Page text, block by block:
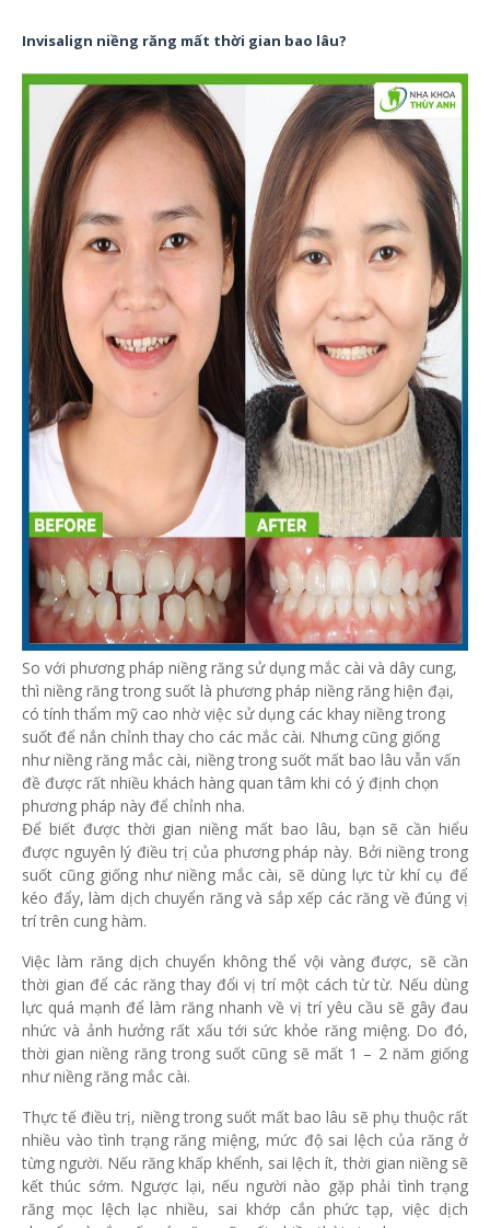
Invisalign niềng răng mất thời gian bao lâu?
So với phương pháp niềng răng sử dụng mắc cài và dây cung,
thì niềng răng trong suốt là phương pháp niềng răng hiện đại,
có tính thẩm mỹ cao nhờ việc sử dụng các khay niềng trong
suốt để nắn chỉnh thay cho các mắc cài. Nhưng cũng giống
như niềng răng mắc cài, niềng trong suốt mất bao lâu vẫn vấn
đề được rất nhiều khách hàng quan tâm khi có ý định chọn
phương pháp này để chỉnh nha.
Để biết được thời gian niềng mất bao lâu, bạn sẽ cần hiểu
được nguyên lý điều trị của phương pháp này. Bởi niềng trong
suốt cũng giống như niềng mắc cài, sẽ dùng lực từ khí cụ để
kéo đẩy, làm dịch chuyển răng và sắp xếp các răng về đúng vị
trí trên cung hàm.
Việc làm răng dịch chuyển không thể vội vàng được, sẽ cần
thời gian để các răng thay đổi vị trí một cách từ từ. Nếu dùng
lực quá mạnh để làm răng nhanh về vị trí yêu cầu sẽ gây đau
nhức và ảnh hưởng rất xấu tới sức khỏe răng miệng. Do đó,
thời gian niềng răng trong suốt cũng sẽ mất 1 – 2 năm giống
như niềng răng mắc cài.
Thực tế điều trị, niềng trong suốt mất bao lâu sẽ phụ thuộc rất
nhiều vào tình trạng răng miệng, mức độ sai lệch của răng ở
từng người. Nếu răng khấp khểnh, sai lệch ít, thời gian niềng sẽ
kết thúc sớm. Ngược lại, nếu người nào gặp phải tình trạng
răng mọc lệch lạc nhiều, sai khớp cắn phức tạp, việc dịch